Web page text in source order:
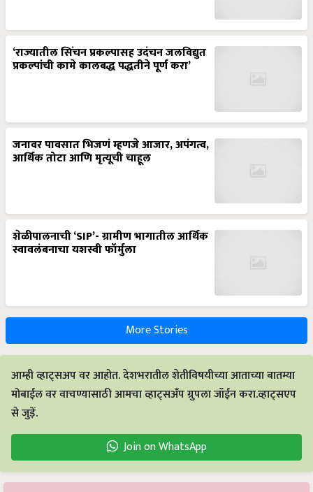
‘राज्यातील सिंचन प्रकल्पासह उदंचन जलविद्युत
प्रकल्पांची कामे कालबद्ध पद्धतीने पूर्ण करा’
जनावर पावसात भिजणं म्हणजे आजार, अपंगत्व,
आर्थिक तोटा आणि मृत्यूची चाहूल
शेळीपालनाची ‘SIP’- ग्रामीण भागातील आर्थिक
स्वावलंबनाचा यशस्वी फॉर्मुला
More Stories
आम्ही व्हाट्सअप वर आहोत. देशभरातील शेतीविषयीच्या आताच्या बातम्या
मोबाईल वर वाचण्यासाठी आमचा व्हाट्सअँप ग्रुपला जॉईन करा.व्हाट्सएप
से जुड़ें.
Join on WhatsApp